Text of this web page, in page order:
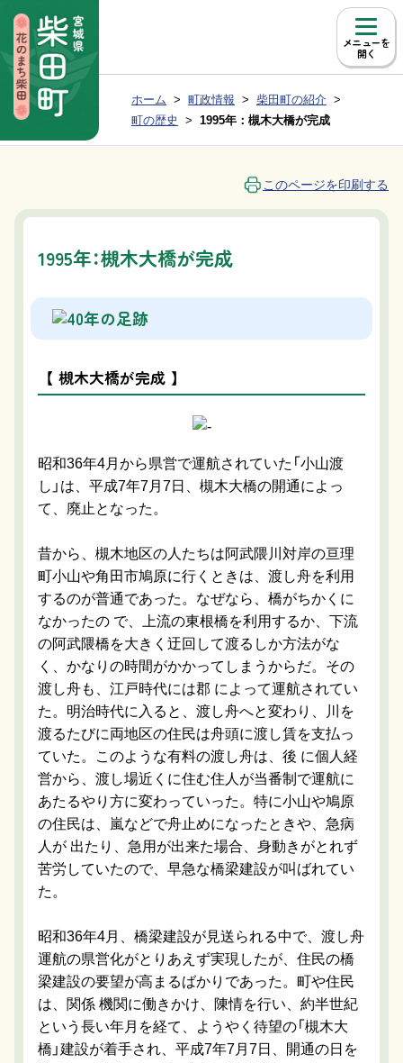
メニュー
Group NAV BreadCrumb
現在位置：
ホーム 町政情報
柴田町の紹介
町の歴史
1995年：槻木大橋が完成
このページを印刷する
1995年：槻木大橋が完成
【 槻木大橋が完成 】
昭和36年4月から県営で運航されていた「小山渡
し」は、平成7年7月7日、槻木大橋の開通によっ
て、廃止となった。
昔から、槻木地区の人たちは阿武隈川対岸の亘理
町小山や角田市鳩原に行くときは、渡し舟を利用
するのが普通であった。なぜなら、橋がちかくに
なかったの で、上流の東根橋を利用するか、下流
の阿武隈橋を大きく迂回して渡るしか方法がな
く、かなりの時間がかかってしまうからだ。その
渡し舟も、江戸時代には郡 によって運航されてい
た。明治時代に入ると、渡し舟へと変わり、川を
渡るたびに両地区の住民は舟頭に渡し賃を支払っ
ていた。このような有料の渡し舟は、後 に個人経
営から、渡し場近くに住む住人が当番制で運航に
あたるやり方に変わっていった。特に小山や鳩原
の住民は、嵐などで舟止めになったときや、急病
人が 出たり、急用が出来た場合、身動きがとれず
苦労していたので、早急な橋梁建設が叫ばれてい
た。
昭和36年4月、橋梁建設が見送られる中で、渡し舟
運航の県営化がとりあえず実現したが、住民の橋
梁建設の要望が高まるばかりであった。町や住民
は、関係 機関に働きかけ、陳情を行い、約半世紀
という長い年月を経て、ようやく待望の「槻木大
橋」建設が着手され、平成7年7月7日、開通の日を